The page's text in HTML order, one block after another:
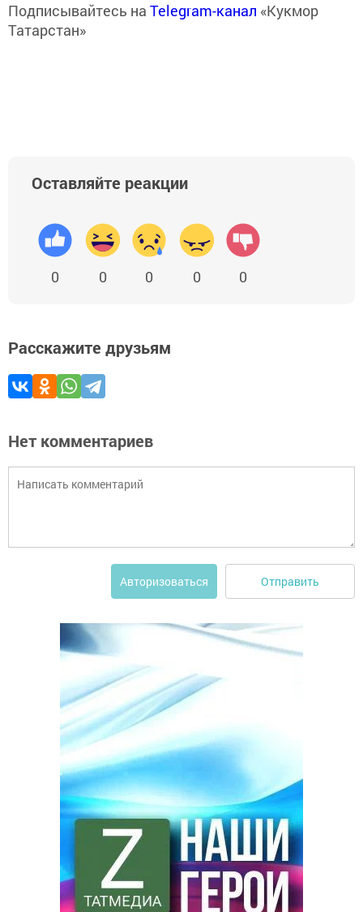
Подписывайтесь на Telegram-канал «Кукмор
Татарстан»
Оставляйте реакции
0 0 0 0 0
Расскажите друзьям
Нет комментариев
Авторизоваться Отправить